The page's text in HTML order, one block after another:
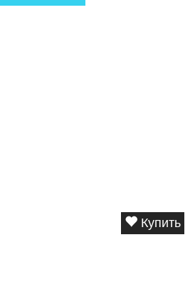
Купить